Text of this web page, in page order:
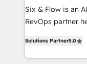
reconocimiento
Partner, el nivel más alto.
Hospital ABC,
MacStore, Café
Six & Flow is an
RevOps partner
Operating across
Canada, we’ve
Solutions Partner5.0